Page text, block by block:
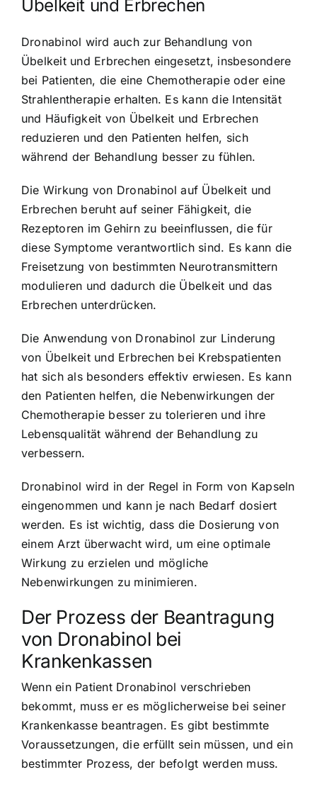
Übelkeit und Erbrechen
Dronabinol wird auch zur Behandlung von
Übelkeit und Erbrechen eingesetzt, insbesondere
bei Patienten, die eine Chemotherapie oder eine
Strahlentherapie erhalten. Es kann die Intensität
und Häufigkeit von Übelkeit und Erbrechen
reduzieren und den Patienten helfen, sich
während der Behandlung besser zu fühlen.
Die Wirkung von Dronabinol auf Übelkeit und
Erbrechen beruht auf seiner Fähigkeit, die
Rezeptoren im Gehirn zu beeinflussen, die für
diese Symptome verantwortlich sind. Es kann die
Freisetzung von bestimmten Neurotransmittern
modulieren und dadurch die Übelkeit und das
Erbrechen unterdrücken.
Die Anwendung von Dronabinol zur Linderung
von Übelkeit und Erbrechen bei Krebspatienten
hat sich als besonders effektiv erwiesen. Es kann
den Patienten helfen, die Nebenwirkungen der
Chemotherapie besser zu tolerieren und ihre
Lebensqualität während der Behandlung zu
verbessern.
Dronabinol wird in der Regel in Form von Kapseln
eingenommen und kann je nach Bedarf dosiert
werden. Es ist wichtig, dass die Dosierung von
einem Arzt überwacht wird, um eine optimale
Wirkung zu erzielen und mögliche
Nebenwirkungen zu minimieren.
Der Prozess der Beantragung
von Dronabinol bei
Krankenkassen
Wenn ein Patient Dronabinol verschrieben
bekommt, muss er es möglicherweise bei seiner
Krankenkasse beantragen. Es gibt bestimmte
Voraussetzungen, die erfüllt sein müssen, und ein
bestimmter Prozess, der befolgt werden muss.